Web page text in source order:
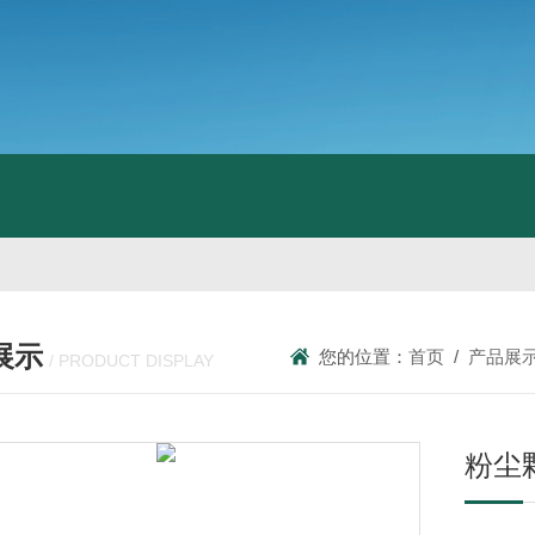
示 / PRODUCT DISPLAY 您的位置：首页 / 产品展
粉尘